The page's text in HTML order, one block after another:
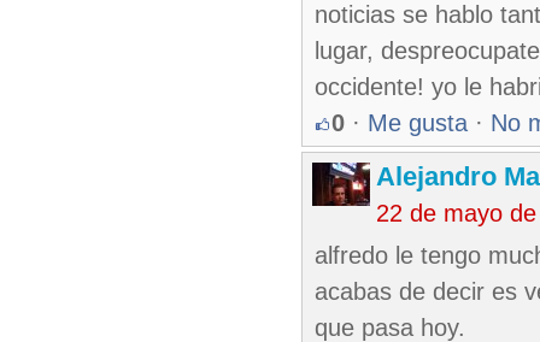
noticias se hablo
lugar,
occidente! yo le
0 · Me gusta · No
Alejandro
22 de mayo
alfredo le tengo
acabas de decir es
que pasa hoy.